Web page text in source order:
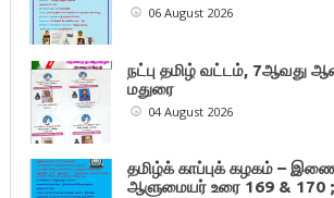
06 August 2026
நட்பு தமிழ் வட்டம், 7ஆவது
மதுரை
04 August 2026
தமிழ்க் காப்புக் கழகம் –
ஆளுமையர் உரை 169 & 170